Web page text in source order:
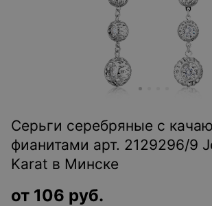
Серьги серебряные с
фианитами арт. 2129296/9
Karat в Минске
от 106 руб.